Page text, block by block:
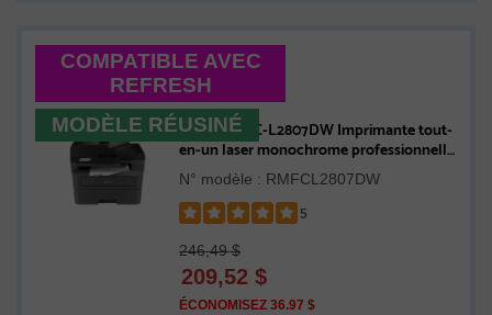
COMPATIBLE AVEC
REFRESH
MODÈLE RÉUSINÉBrother MFC-L2807DW Imprimante tout-
en-un laser monochrome professionnelle
compatible avec l’Abonnement Refresh,
avec impression, copie et numérisation
mobiles et cartouche de 1 200 pages -
Remise à neuf
N° modèle : RMFCL2807DW
5
5
out
of
246,49 $
209,52 $
ÉCONOMISEZ 36.97 $